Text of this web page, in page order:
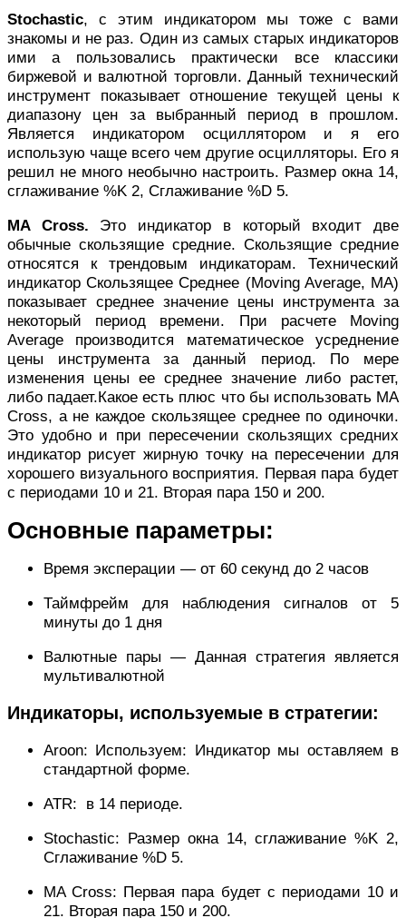
Stochastiс, с этим индикатором мы тоже с вами
знакомы и не раз. Один из самых старых индикаторов
ими а пользовались практически все классики
биржевой и валютной торговли. Данный технический
инструмент показывает отношение текущей цены к
диапазону цен за выбранный период в прошлом.
Является индикатором осциллятором и я его
использую чаще всего чем другие осцилляторы. Его я
решил не много необычно настроить. Размер окна 14,
сглаживание %K 2, Сглаживание %D 5.
MA Cross. Это индикатор в который входит две
обычные скользящие средние. Скользящие средние
относятся к трендовым индикаторам. Технический
индикатор Скользящее Среднее (Moving Average, MA)
показывает среднее значение цены инструмента за
некоторый период времени. При расчете Moving
Average производится математическое усреднение
цены инструмента за данный период. По мере
изменения цены ее среднее значение либо растет,
либо падает.Какое есть плюс что бы использовать MA
Cross, а не каждое скользящее среднее по одиночки.
Это удобно и при пересечении скользящих средних
индикатор рисует жирную точку на пересечении для
хорошего визуального восприятия. Первая пара будет
с периодами 10 и 21. Вторая пара 150 и 200.
Основные параметры:
Время эксперации — от 60 секунд до 2 часов
Таймфрейм для наблюдения сигналов от 5
минуты до 1 дня
Валютные пары — Данная стратегия является
мультивалютной
Индикаторы, используемые в стратегии:
Aroon: Используем: Индикатор мы оставляем в
стандартной форме.
ATR: в 14 периоде.
Stochastiс: Размер окна 14, сглаживание %K 2,
Сглаживание %D 5.
MA Cross: Первая пара будет с периодами 10 и
21. Вторая пара 150 и 200.